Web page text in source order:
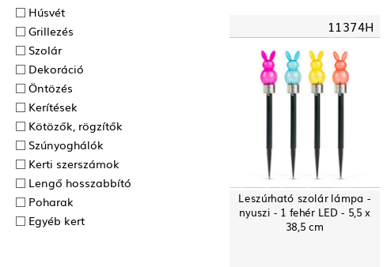
Húsvét
Grillezés
Szolár
Dekoráció
Öntözés
Kerítések
Kötözők, rögzítők
Szúnyoghálók
Kerti szerszámok
Lengő hosszabbító
Poharak
Egyéb kert
11374H
Leszúrható szolár lámpa -
nyuszi - 1 fehér LED - 5,5 x
38,5 cm